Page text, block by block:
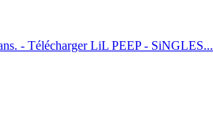
- Télécharger LiL PEEP - SiNGLES...